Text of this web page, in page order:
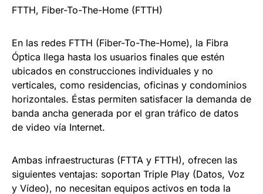
FTTH, Fiber-To-The-Home (FTTH)
En las redes FTTH (Fiber-To-The-Home), la Fibra
Óptica llega hasta los usuarios finales que estén
ubicados en construcciones individuales y no
verticales, como residencias, oficinas y condominios
horizontales. Éstas permiten satisfacer la demanda de
banda ancha generada por el gran tráfico de datos
de video vía Internet.
Ambas infraestructuras (FTTA y FTTH), ofrecen las
siguientes ventajas: soportan Triple Play (Datos, Voz
y Vídeo), no necesitan equipos activos en toda la